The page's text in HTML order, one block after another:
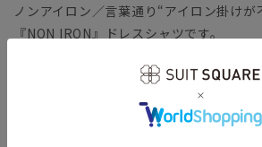
ノンアイロン／言葉通り“アイロン掛け
『NON IRON』ドレスシャツです。
ストレッチ／タテヨコに伸びる優れた伸
防シワ／着用中シワになりにくく、洗濯